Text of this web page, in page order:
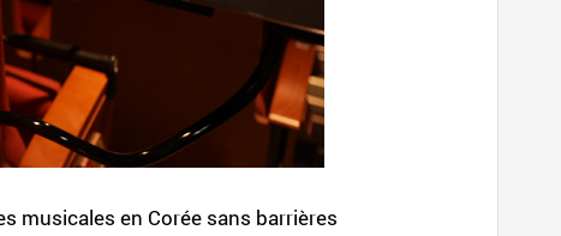
musicales en Corée sans barrières